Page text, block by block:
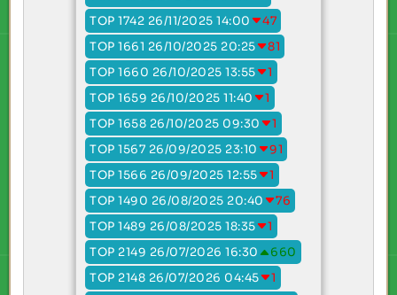
TOP 1742 26/11/2025 14:00
47
TOP 1661 26/10/2025 20:25
81
TOP 1660 26/10/2025 13:55
1
TOP 1659 26/10/2025 11:40
1
TOP 1658 26/10/2025 09:30
1
TOP 1567 26/09/2025 23:10
91
TOP 1566 26/09/2025 12:55
1
TOP 1490 26/08/2025 20:40
76
TOP 1489 26/08/2025 18:35
1
TOP 2149 26/07/2026 16:30
660
TOP 2148 26/07/2026 04:45
1